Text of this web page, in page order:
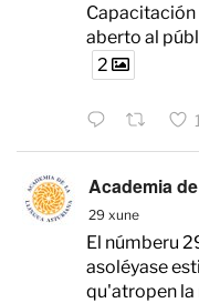
aberto al
2
Academia
29 xune
El númberu
asoléyase
qu'atropen la